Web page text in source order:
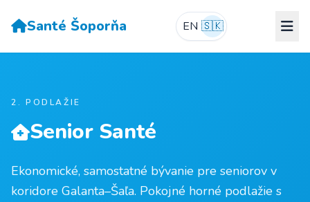
Santé Šoporňa EN 🇸🇰
2. PODLAŽIE
Senior Santé
Ekonomické, samostatné bývanie pre seniorov v
koridore Galanta–Šaľa. Pokojné horné podlažie s